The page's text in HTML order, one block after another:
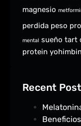
magnesio
perdida peso
mental sueño tart
protein
Recent